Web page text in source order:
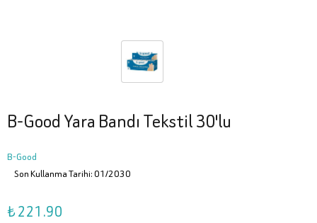
B-Good Yara Bandı Tekstil 30'lu
B-Good
Son Kullanma Tarihi: 01/2030
₺ 221.90